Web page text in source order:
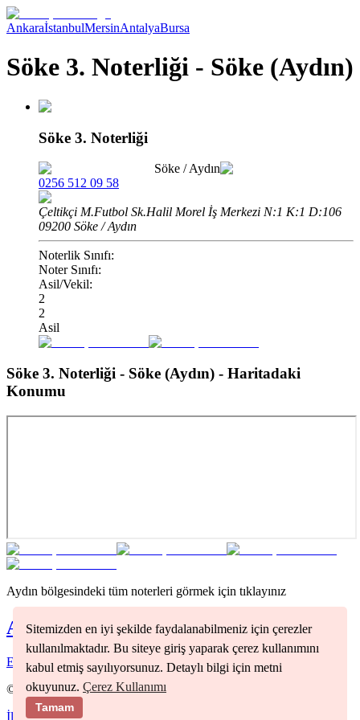
Sitemizden en iyi şekilde faydalanabilmeniz için çerezler
kullanılmaktadır. Bu siteye giriş yaparak çerez kullanımını
kabul etmiş sayılıyorsunuz. Detaylı bilgi için metni
okuyunuz. Çerez Kullanımı
Tamam
AnkaraİstanbulMersinAntalyaBursa
Söke 3. Noterliği - Söke (Aydın)
Söke 3. Noterliği
Söke /Aydın
0256 512 09 58
Çeltikçi M.Futbol Sk.Halil Morel İş Merkezi N:1 K:1 D:106
09200 Söke / Aydın
Noterlik Sınıfı:
Noter Sınıfı:
Asil/Vekil:
2
2
Asil
Söke 3. Noterliği - Söke (Aydın) - Haritadaki
Konumu
Aydın bölgesindeki tüm noterleri görmek için tıklayınız
AydınNoterleri
Efeler ( ) Kuşadası (1
©
2026Nöbetçi Noter
İletişimKullanım Koşulları